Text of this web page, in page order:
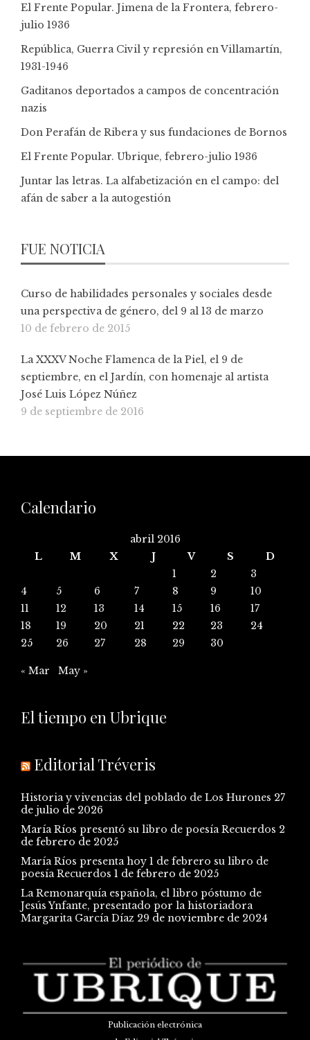
El Frente Popular. Jimena de la Frontera, febrero-
julio 1936
República, Guerra Civil y represión en Villamartín,
1931-1946
Gaditanos deportados a campos de concentración
nazis
Don Perafán de Ribera y sus fundaciones de Bornos
El Frente Popular. Ubrique, febrero-julio 1936
Juntar las letras. La alfabetización en el campo: del
afán de saber a la autogestión
FUE NOTICIA
Curso de habilidades personales y sociales desde
una perspectiva de género, del 9 al 13 de marzo
10 de febrero de 2015
La XXXV Noche Flamenca de la Piel, el 9 de
septiembre, en el Jardín, con homenaje al artista
José Luis López Núñez
9 de septiembre de 2016
Calendario
abril 2016
L
M X J V S
D
1
2
3
4
5 6 7 8 9
10
11
12 13 14 15 16
17
18
19 20 21 22 23
24
25
26 27 28 29 30
« Mar May »
El tiempo en Ubrique
Editorial Tréveris
Historia y vivencias del poblado de Los Hurones 27
de julio de 2026
María Ríos presentó su libro de poesía Recuerdos 2
de febrero de 2025
María Ríos presenta hoy 1 de febrero su libro de
poesía Recuerdos 1 de febrero de 2025
La Remonarquía española, el libro póstumo de
Jesús Ynfante, presentado por la historiadora
Margarita García Díaz 29 de noviembre de 2024
Publicación electrónica